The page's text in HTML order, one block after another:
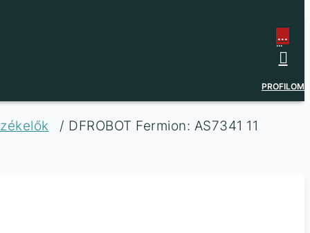
...
...
PROFILOM
/ DFROBOT Fermion: AS7341 11